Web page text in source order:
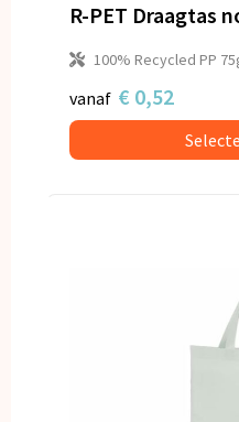
100% Recycled PP
vanaf € 0,52